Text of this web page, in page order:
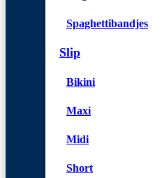
Spaghettibandjes
Slip
Bikini
Maxi
Midi
Short